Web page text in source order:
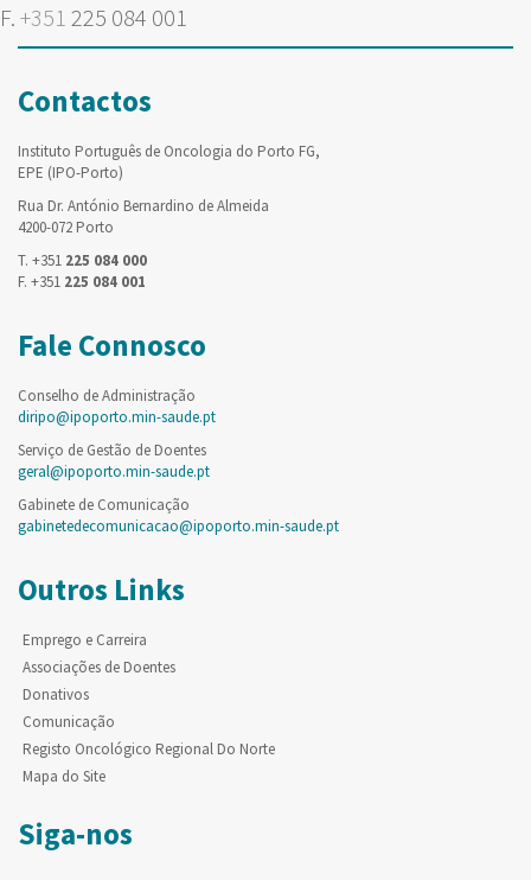
F. +351 225 084 001
Contactos
Instituto Português de Oncologia do Porto FG,
EPE (IPO-Porto)
Rua Dr. António Bernardino de Almeida
4200-072 Porto
T. +351 225 084 000
F. +351 225 084 001
Fale Connosco
Conselho de Administração
diripo@ipoporto.min-saude.pt
Serviço de Gestão de Doentes
geral@ipoporto.min-saude.pt
Gabinete de Comunicação
gabinetedecomunicacao@ipoporto.min-saude.pt
Outros Links
Emprego e Carreira
Associações de Doentes
Donativos
Comunicação
Registo Oncológico Regional Do Norte
Mapa do Site
Siga-nos